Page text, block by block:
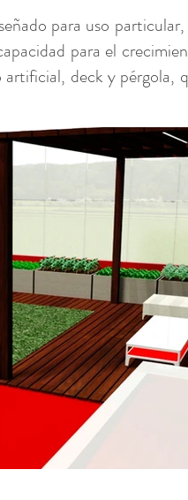
para uso
para el
deck y pérgola,